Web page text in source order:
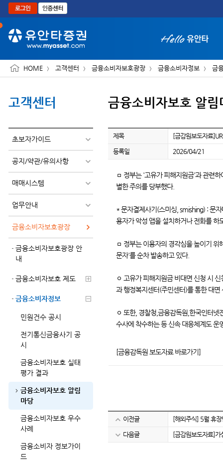
본문으로 바로가기
HOME 고객센터 금융소비자보호광장 금융소비자정보 금
고객센터
초보자가이드
공지/약관/유의사항
매매시스템
업무안내
금융소비자보호광장
금융소비자보호광장 안
내
금융소비자보호 제도
금융소비자정보
민원건수 공시
전기통신금융사기 공
시
금융소비자보호 실태
평가 결과
금융소비자보호 알림
마당
금융소비자보호 우수
사례
금융소비자 정보가이
드
금융소비자보호 알림
제목 [금감원보도자료
등록일 2026/04/21
ㅁ 정부는 '고유가 피해지원금'과 관련
별한 주의를 당부했다.
* 문자결제사기(스미싱, smishing) : 문
용자가 악성 앱을 설치하거나 전화를 하
ㅁ 정부는 이용자의 경각심을 높이기
문자'를 순차 발송하고 있다.
ㅇ 고유가 피해지원금 비대면 신청 시
과 행정복지센터(주민센터)를 통한 대
ㅇ 또한, 경찰청,금융감독원,한국인터
수사에 착수하는 등 신속 대응체계도 운
[금융감독원 보도자료 바로가기]
이전글 [해외주식] 5월 휴장
다음글 [금감원보도자료]가